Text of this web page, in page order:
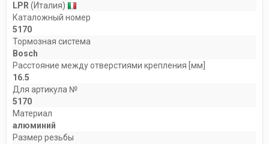
LPR (Италия)
Каталожный номер
5170
Тормозная система
Bosch
Расстояние между отверстиями крепления [мм]
16.5
Для артикула №
5170
Материал
алюминий
Размер резьбы